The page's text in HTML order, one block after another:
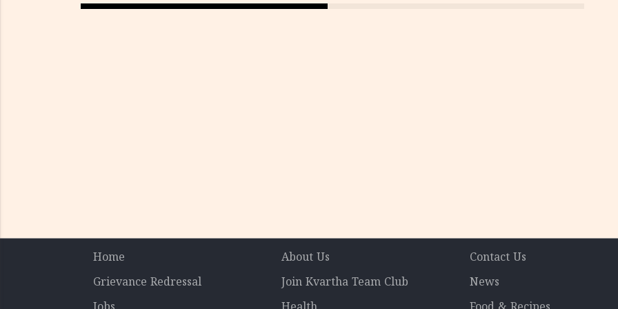
Home About Us Contact Us
Grievance Redressal
Join Kvartha Team Club News